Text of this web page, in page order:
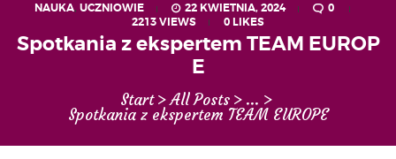
NAUKA, UCZNIOWIE 22 KWIETNIA, 2024
0
2213VIEWS 0 LIKES
Spotkania z ekspertem TEAM EUROP
E
Start All Posts ...
Spotkania z ekspertem TEAM EUROPE
AKTUALNOŚCI
OGŁOSZENIA
O NAS
MATURA